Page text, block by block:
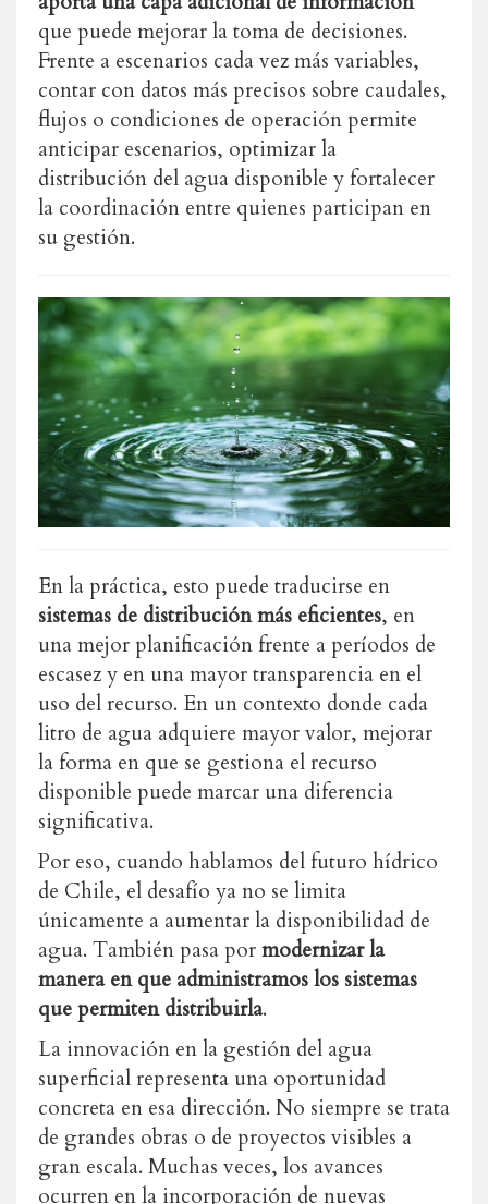
que puede mejorar la toma de decisiones.
Frente a escenarios cada vez más variables,
contar con datos más precisos sobre caudales,
flujos o condiciones de operación permite
anticipar escenarios, optimizar la
distribución del agua disponible y fortalecer
la coordinación entre quienes participan en
su gestión.
En la práctica, esto puede traducirse en
sistemas de distribución más eficientes, en
una mejor planificación frente a períodos de
escasez y en una mayor transparencia en el
uso del recurso. En un contexto donde cada
litro de agua adquiere mayor valor, mejorar
la forma en que se gestiona el recurso
disponible puede marcar una diferencia
significativa.
Por eso, cuando hablamos del futuro hídrico
de Chile, el desafío ya no se limita
únicamente a aumentar la disponibilidad de
agua. También pasa pormodernizar la
manera en que administramos los sistemas
que permiten distribuirla.
La innovación en la gestión del agua
superficial representa una oportunidad
concreta en esa dirección. No siempre se trata
de grandes obras o de proyectos visibles a
gran escala. Muchas veces, los avances
ocurren en la incorporación de nuevas